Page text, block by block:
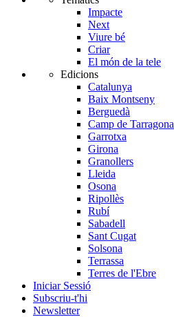
Impacte
Next
Viure bé
Criar
El món de la tele
Edicions
Catalunya
Baix Montseny
Berguedà
Camp de Tarragona
Garrotxa
Girona
Granollers
Lleida
Osona
Ripollès
Rubí
Sabadell
Sant Cugat
Solsona
Terrassa
Terres de l'Ebre
Iniciar Sessió
Subscriu-t'hi
Newsletter